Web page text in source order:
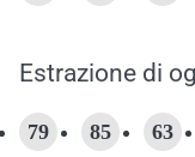
Estrazione di
79 85 63